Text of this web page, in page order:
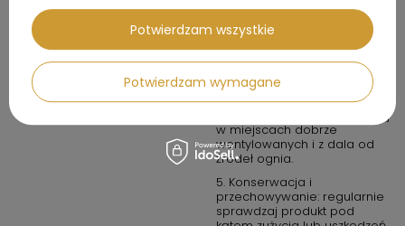
warunkach, chyba że jest to
produkt oznaczony jako
wodoodporny.
4. W przypadku produktów
chemicznych lub
potencjalnie
niebezpiecznych: przechowuj
w miejscach dobrze
wentylowanych i z dala od
źródeł ognia.
5. Konserwacja i
przechowywanie: regularnie
sprawdzaj produkt pod
Potwierdzam wymagane
Potwierdzam wszystkie